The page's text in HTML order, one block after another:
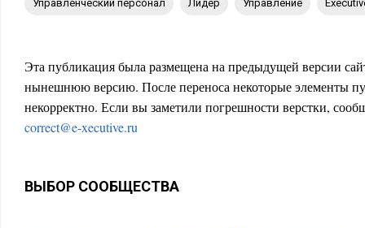
управленческий персонал лидер управление
Эта публикация была размещена на предыдущей версии
нынешнюю версию. После переноса некоторые элементы
некорректно. Если вы заметили погрешности верстки,
correct@e-xecutive.ru
ВЫБОР СООБЩЕСТВА